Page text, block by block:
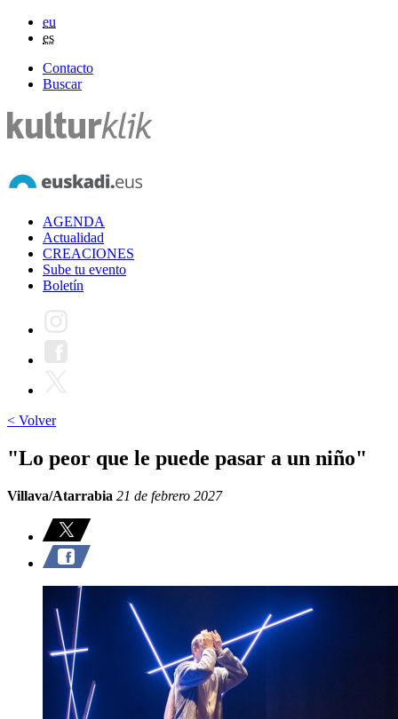
eu
es
Contacto
Buscar
AGENDA
Actualidad
CREACIONES
Sube tu evento
Boletín
< Volver
"Lo peor que le puede pasar a un niño"
Villava/Atarrabia 21 de febrero 2027